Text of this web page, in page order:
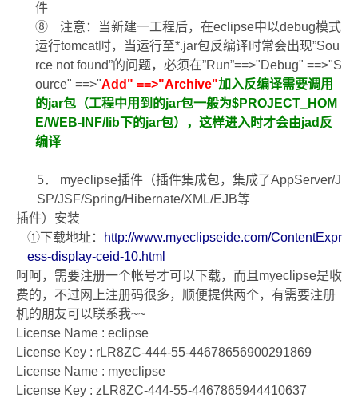
件
⑧
注意：当新建一工程后，在eclipse中以debug模式
运行tomcat时，当运行至*.jar包反编译时常会出现”Sou
rce not found”的问题， 必须在”Run”==>"Debug" ==>"S
ource" ==>"Add" ==>"Archive"加入反编译需要调用
的jar包（工程中用到的jar包一般为$PROJECT_HOM
E/WEB-INF/lib下的jar包），这样进入时才会由jad 反
编译
5． myeclipse插件（插件集成包，集成了AppServer/J
SP/JSF/Spring/Hibernate/XML/EJB等
插件）安装
①下载地址：
http://www.myeclipseide.com/ContentExpr
ess-display-ceid-10.html
呵呵，需要注册一个帐号才可以下载，而且 myeclipse是收
费的，不过网上注册码很多，顺便提供两个，有需要注册
机的朋友可以联系我~~
License Name : eclipse
License Key : rLR8ZC-444-55-44678656900291869
License Name : myeclipse
License Key : zLR8ZC-444-55-4467865944410637